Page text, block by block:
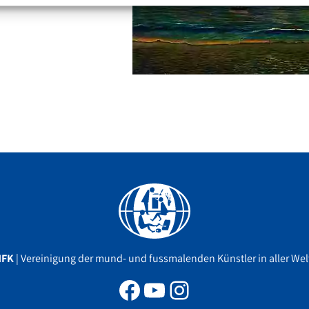
| Vereinigung der mund- und fussmalenden Künstler in aller
Facebook
YouTube
Instagram